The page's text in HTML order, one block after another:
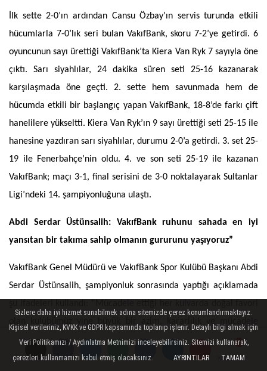
Yorumlar
Yorumlar
Yorumlar
Yorumlar
İlk sette 2-0’ın ardından Cansu Özbay’ın servis turunda etkili
hücumlarla 7-0’lık seri bulan VakıfBank, skoru 7-2’ye getirdi. 6
oyuncunun sayı ürettiği VakıfBank’ta Kiera Van Ryk 7 sayıyla öne
çıktı. Sarı siyahlılar, 24 dakika süren seti 25-16 kazanarak
karşılaşmada öne geçti. 2. sette hem savunmada hem de
hücumda etkili bir başlangıç yapan VakıfBank, 18-8’de farkı çift
hanelilere yükseltti. Kiera Van Ryk’ın 9 sayı ürettiği seti 25-15 ile
hanesine yazdıran sarı siyahlılar, durumu 2-0’a getirdi. 3. set 25-
19 ile Fenerbahçe’nin oldu. 4. ve son seti 25-19 ile kazanan
VakıfBank; maçı 3-1, final serisini de 3-0 noktalayarak Sultanlar
Ligi’ndeki 14. şampiyonluğuna ulaştı.
Abdi Serdar Üstünsalih: VakıfBank ruhunu sahada en iyi
yansıtan bir takıma sahip olmanın gururunu yaşıyoruz”
VakıfBank Genel Müdürü ve VakıfBank Spor Kulübü Başkanı Abdi
Serdar Üstünsalih, şampiyonluk sonrasında yaptığı açıklamada
örneği göstererek Sultanlar Ligi kupasını 14. kez müzemize
getirmeyi başardı. Bu başarı yalnızca sahadaki mücadelemizin
Sizlere daha iyi hizmet sunabilmek adına sitemizde çerez konumlandırmaktayız.
Kişisel verileriniz, KVKK ve GDPR kapsamında toplanıp işlenir. Detaylı bilgi almak için
Veri Politikamızı / Aydınlatma Metnimizi inceleyebilirsiniz. Sitemizi kullanarak,
çerezleri kullanmamızı kabul etmiş olacaksınız.
AYRINTILAR TAMAM